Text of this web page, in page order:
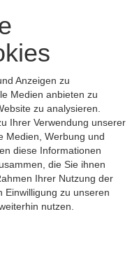
Anzeigen zu
Medien anbieten zu
zu analysieren.
Ihrer Verwendung unserer
Medien, Werbung und
diese Informationen
die Sie ihnen
Ihrer Nutzung der
Einwilligung zu unseren
nutzen.